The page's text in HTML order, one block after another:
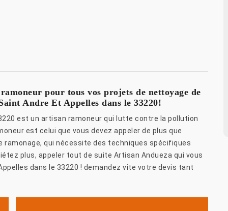
pour tous vos projets de nettoyage de
Andre Et Appelles dans le 33220!
est un artisan ramoneur qui lutte contre la pollution
est celui que vous devez appeler de plus que
qui nécessite des techniques spécifiques
plus, appeler tout de suite Artisan Andueza qui vous
dans le 33220 ! demandez vite votre devis tant